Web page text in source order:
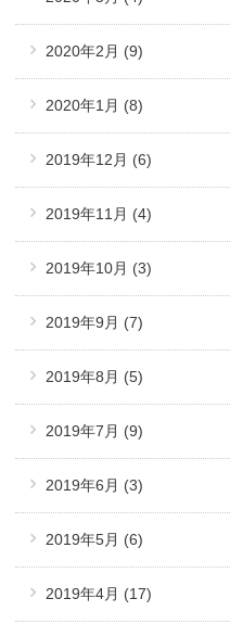
2020年2月 (9)
2020年1月 (8)
2019年12月 (6)
2019年11月 (4)
2019年10月 (3)
2019年9月 (7)
2019年8月 (5)
2019年7月 (9)
2019年6月 (3)
2019年5月 (6)
2019年4月 (17)